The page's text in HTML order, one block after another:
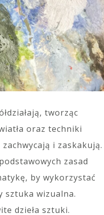
tworząc
oraz techniki
i zaskakują.
zasad
by wykorzystać
sztuka wizualna.
dzieła sztuki.